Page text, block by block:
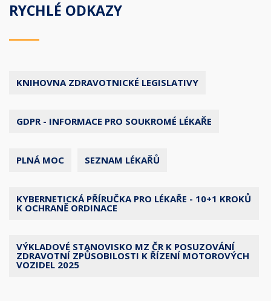
RYCHLÉ ODKAZY
KNIHOVNA ZDRAVOTNICKÉ LEGISLATIVY
GDPR - INFORMACE PRO SOUKROMÉ LÉKAŘE
PLNÁ MOC SEZNAM LÉKAŘŮ
KYBERNETICKÁ PŘÍRUČKA PRO LÉKAŘE - 10+1 KROKŮ
K OCHRANĚ ORDINACE
VÝKLADOVÉ STANOVISKO MZ ČR K POSUZOVÁNÍ
ZDRAVOTNÍ ZPŮSOBILOSTI K ŘÍZENÍ MOTOROVÝCH
VOZIDEL 2025